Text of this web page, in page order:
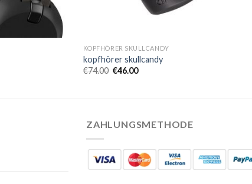
KOPFHÖRER SKULLCANDY
kopfhörer skullcandy
€74.00 €46.00
ZAHLUNGSMETHODE